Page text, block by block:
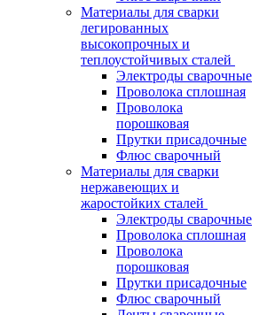
Материалы для сварки
легированных
высокопрочных и
теплоустойчивых сталей
Электроды сварочные
Проволока сплошная
Проволока
порошковая
Прутки присадочные
Флюс сварочный
Материалы для сварки
нержавеющих и
жаростойких сталей
Электроды сварочные
Проволока сплошная
Проволока
порошковая
Прутки присадочные
Флюс сварочный